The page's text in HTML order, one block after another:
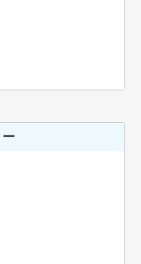
ー